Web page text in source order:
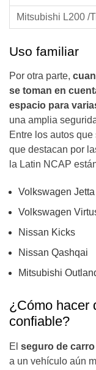
Mitsubishi L200 /
Uso familiar
Por otra parte,
se toman en
espacio para
una amplia
Entre los autos
que destacan por
la Latin NCAP
Volkswagen Jetta
Volkswagen
Nissan Kicks
Nissan Qashqai
Mitsubishi
¿Cómo hacer
confiable?
El seguro de carro
a un vehículo aún